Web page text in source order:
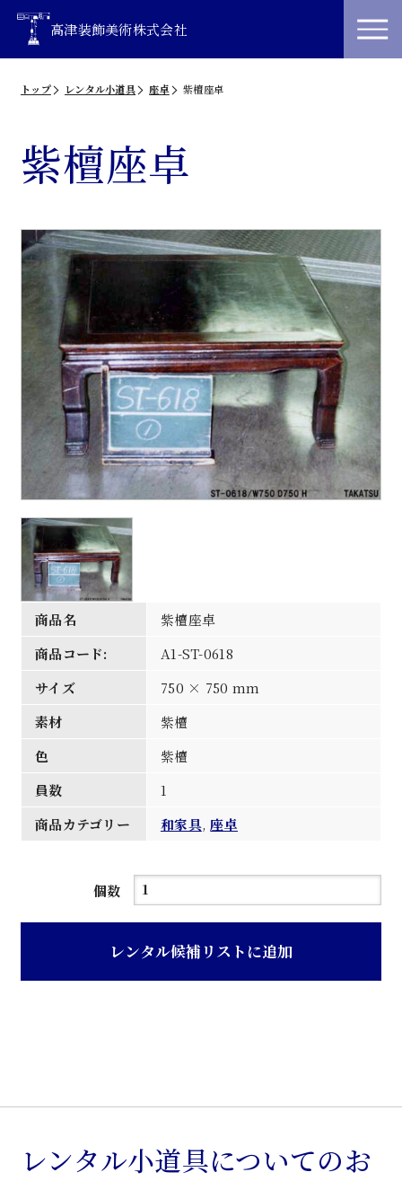
高津装飾美術株式会社
トップ レンタル小道具 座卓 紫檀座卓
紫檀座卓
商品名
紫檀座卓
商品コード:
A1-ST-0618
サイズ
750 × 750 mm
素材
紫檀
色
紫檀
員数
1
商品カテゴリー
和家具,座卓
個数
紫
卓
レンタル候補リストに追加
レンタル小道具についてのお